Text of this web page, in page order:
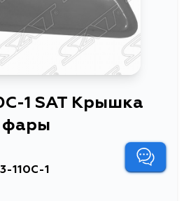
1 SAT Крышка
фары
110C-1